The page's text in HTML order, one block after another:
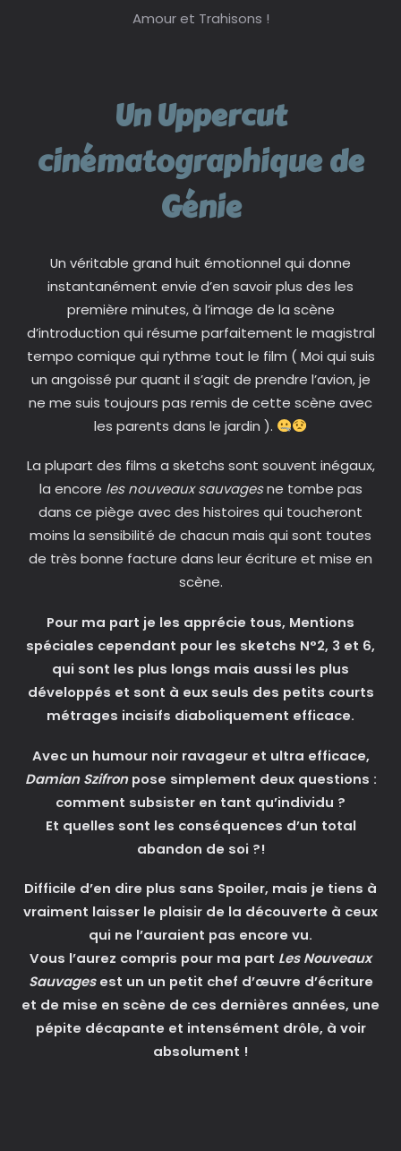
Amour et Trahisons !
Un Uppercut
cinématographique de
Génie
Un véritable grand huit émotionnel qui donne
instantanément envie d’en savoir plus des les
première minutes, à l’image de la scène
d’introduction qui résume parfaitement le magistral
tempo comique qui rythme tout le film ( Moi qui suis
un angoissé pur quant il s’agit de prendre l’avion, je
ne me suis toujours pas remis de cette scène avec
les parents dans le jardin ).
La plupart des films a sketchs sont souvent inégaux,
la encore les nouveaux sauvagesne tombe pas
dans ce piège avec des histoires qui toucheront
moins la sensibilité de chacun mais qui sont toutes
de très bonne facture dans leur écriture et mise en
scène.
Pour ma part je les apprécie tous, Mentions
spéciales cependant pour les sketchs N°2, 3 et 6,
qui sont les plus longs mais aussi les plus
développés et sont à eux seuls des petits courts
métrages incisifs diaboliquement efficace.
Avec un humour noir ravageur et ultra efficace,
Damian Szifronpose simplement deux questions :
comment subsister en tant qu’individu ?
Et quelles sont les conséquences d’un total
abandon de soi ?!
Difficile d’en dire plus sans Spoiler, mais je tiens à
vraiment laisser le plaisir de la découverte à ceux
qui ne l’auraient pas encore vu.
Vous l’aurez compris pour ma part Les Nouveaux
Sauvagesest un un petit chef d’œuvre d’écriture
et de mise en scène de ces dernières années, une
pépite décapante et intensément drôle, à voir
absolument !